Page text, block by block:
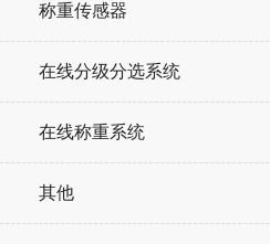
称重传感器
在线分级分选系统
在线称重系统
其他